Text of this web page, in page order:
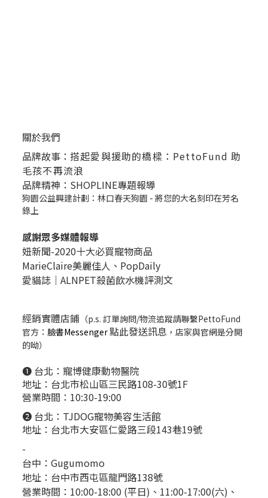
關於我們
品牌故事： 搭起愛與援助的橋樑：PettoFund 助
毛孩不再流浪
品牌精神：SHOPLINE專題報導
狗園公益興建計劃：林口春天狗園 - 將您的大名刻印在芳名
錄上
感謝眾多媒體報導
妞新聞-2020十大必買寵物商品
MarieClaire美麗佳人、 PopDaily
愛貓誌｜ALNPET殺菌飲水機評測文
經銷實體店鋪 （p.s. 訂單詢問/物流追蹤請聯繫PettoFund
官方： 臉書Messenger點此發送訊息 ，店家與官網是分開
的呦）
❶ 台北： 寵博健康動物醫院
地址：台北市松山區三民路108-30號1F
營業時間：10:30-19:00
❷ 台北： TJDOG寵物美容生活館
地址：台北市大安區仁愛路三段143巷19號
-
台中： Gugumomo
地址： 台中市西屯區龍門路138號
營業時間：10:00-18:00 (平日)、11:00-17:00(六)、